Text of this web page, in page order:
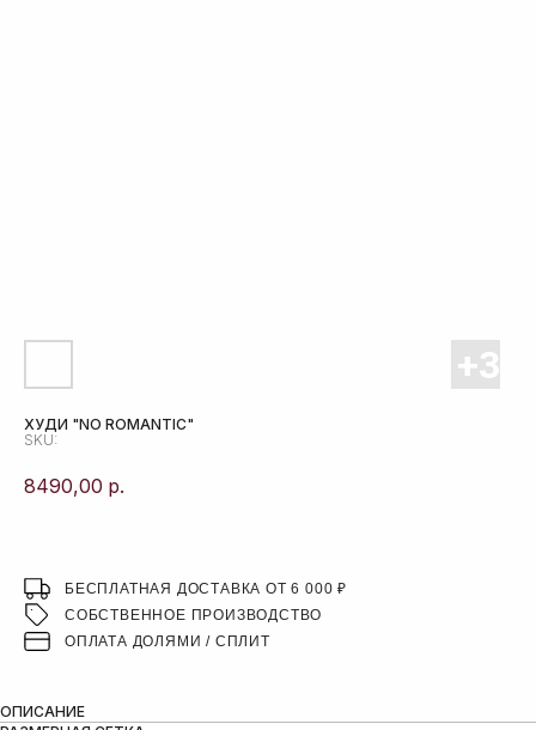
ХУДИ "NO ROMANTIC"
SKU:
8490,00 р.
БЕСПЛАТНАЯ ДОСТАВКА ОТ 6 000 ₽
СОБСТВЕННОЕ ПРОИЗВОДСТВО
ОПЛАТА ДОЛЯМИ / СПЛИТ
ОПИСАНИЕ